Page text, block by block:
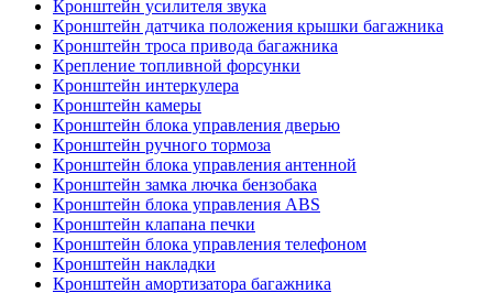
Кронштейн усилителя звука
Кронштейн датчика положения крышки багажника
Кронштейн троса привода багажника
Крепление топливной форсунки
Кронштейн интеркулера
Кронштейн камеры
Кронштейн блока управления дверью
Кронштейн ручного тормоза
Кронштейн блока управления антенной
Кронштейн замка лючка бензобака
Кронштейн блока управления ABS
Кронштейн клапана печки
Кронштейн блока управления телефоном
Кронштейн накладки
Кронштейн амортизатора багажника